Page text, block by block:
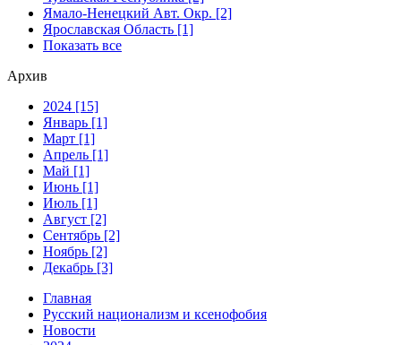
Ямало-Ненецкий Авт. Окр. [2]
Ярославская Область [1]
Показать все
Архив
2024 [15]
Январь [1]
Март [1]
Апрель [1]
Май [1]
Июнь [1]
Июль [1]
Август [2]
Сентябрь [2]
Ноябрь [2]
Декабрь [3]
Главная
Русский национализм и ксенофобия
Новости